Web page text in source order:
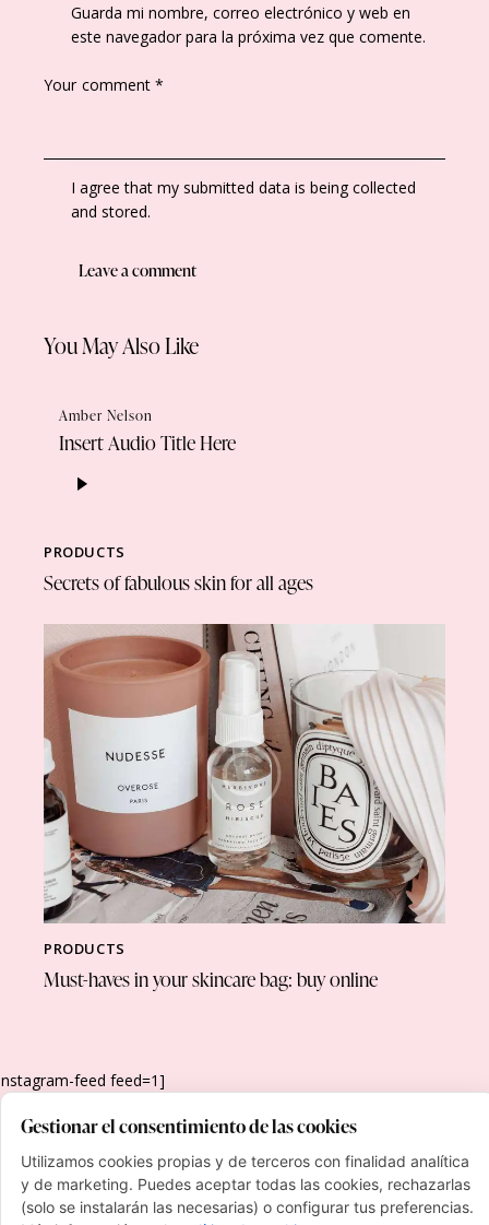
Guarda mi nombre, correo electrónico y web en
este navegador para la próxima vez que comente.
I agree that my submitted data is being collected
and stored.
You May Also Like
Amber Nelson
Insert Audio Title Here
PRODUCTS
Secrets of fabulous skin for all ages
PRODUCTS
Must-haves in your skincare bag: buy online
feed feed=1]
Gestionar el consentimiento de las cookies
Utilizamos cookies propias y de terceros con finalidad analítica
y de marketing. Puedes aceptar todas las cookies, rechazarlas
(solo se instalarán las necesarias) o configurar tus preferencias.